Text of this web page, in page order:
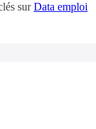
surData emploi